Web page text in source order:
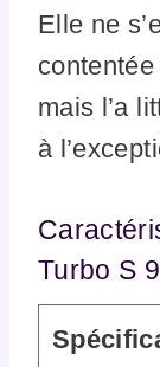
Elle ne
mais l’a
à
Turbo S